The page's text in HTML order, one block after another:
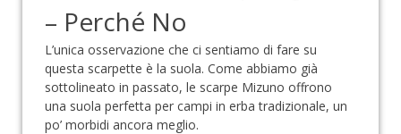
– Perché No
L’unica osservazione che ci sentiamo di fare su
questa scarpette è la suola. Come abbiamo già
sottolineato in passato, le scarpe Mizuno offrono
una suola perfetta per campi in erba tradizionale, un
po’ morbidi ancora meglio.